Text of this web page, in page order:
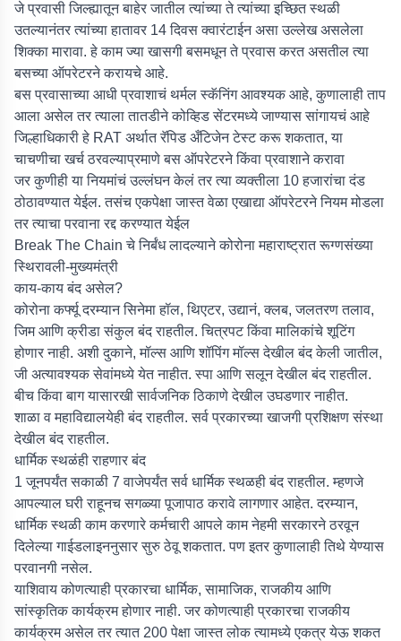
जे प्रवासी जिल्ह्यातून बाहेर जातील त्यांच्या ते त्यांच्या इच्छित स्थळी
उतल्यानंतर त्यांच्या हातावर 14 दिवस क्वारंटाईन असा उल्लेख असलेला
शिक्का मारावा. हे काम ज्या खासगी बसमधून ते प्रवास करत असतील त्या
बसच्या ऑपरेटरने करायचे आहे.
बस प्रवासाच्या आधी प्रवाशाचं थर्मल स्कॅनिंग आवश्यक आहे, कुणालाही ताप
आला असेल तर त्याला तातडीने कोव्हिड सेंटरमध्ये जाण्यास सांगायचं आहे
जिल्हाधिकारी हे RAT अर्थात रॅपिड अँटिजेन टेस्ट करू शकतात, या
चाचणीचा खर्च ठरवल्याप्रमाणे बस ऑपरेटरने किंवा प्रवाशाने करावा
जर कुणीही या नियमांचं उल्लंघन केलं तर त्या व्यक्तीला 10 हजारांचा दंड
ठोठावण्यात येईल. तसंच एकपेक्षा जास्त वेळा एखाद्या ऑपरेटरने नियम मोडला
तर त्याचा परवाना रद्द करण्यात येईल
Break The Chain चे निर्बंध लादल्याने कोरोना महाराष्ट्रात रूग्णसंख्या
स्थिरावली-मुख्यमंत्री
काय-काय बंद असेल?
कोरोना कर्फ्यू दरम्यान सिनेमा हॉल, थिएटर, उद्यानं, क्लब, जलतरण तलाव,
जिम आणि क्रीडा संकुल बंद राहतील. चित्रपट किंवा मालिकांचे शूटिंग
होणार नाही. अशी दुकाने, मॉल्स आणि शॉपिंग मॉल्स देखील बंद केली जातील,
जी अत्यावश्यक सेवांमध्ये येत नाहीत. स्पा आणि सलून देखील बंद राहतील.
बीच किंवा बाग यासारखी सार्वजनिक ठिकाणे देखील उघडणार नाहीत.
शाळा व महाविद्यालयेही बंद राहतील. सर्व प्रकारच्या खाजगी प्रशिक्षण संस्था
देखील बंद राहतील.
धार्मिक स्थळंही राहणार बंद
1 जूनपर्यंत सकाळी 7 वाजेपर्यंत सर्व धार्मिक स्थळही बंद राहतील. म्हणजे
आपल्याल घरी राहूनच सगळ्या पूजापाठ करावे लागणार आहेत. दरम्यान,
धार्मिक स्थळी काम करणारे कर्मचारी आपले काम नेहमी सरकारने ठरवून
दिलेल्या गाईडलाइननुसार सुरु ठेवू शकतात. पण इतर कुणालाही तिथे येण्यास
परवानगी नसेल.
याशिवाय कोणत्याही प्रकारचा धार्मिक, सामाजिक, राजकीय आणि
सांस्कृतिक कार्यक्रम होणार नाही. जर कोणत्याही प्रकारचा राजकीय
कार्यक्रम असेल तर त्यात 200 पेक्षा जास्त लोक त्यामध्ये एकत्र येऊ शकत